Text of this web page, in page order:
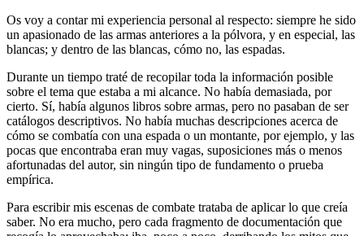
Os voy a contar mi experiencia personal al respecto: siempre he sido
un apasionado de las armas anteriores a la pólvora, y en especial, las
blancas; y dentro de las blancas, cómo no, las espadas.
Durante un tiempo traté de recopilar toda la información posible
sobre el tema que estaba a mi alcance. No había demasiada, por
cierto. Sí, había algunos libros sobre armas, pero no pasaban de ser
catálogos descriptivos. No había muchas descripciones acerca de
cómo se combatía con una espada o un montante, por ejemplo, y las
pocas que encontraba eran muy vagas, suposiciones más o menos
afortunadas del autor, sin ningún tipo de fundamento o prueba
empírica.
Para escribir mis escenas de combate trataba de aplicar lo que creía
saber. No era mucho, pero cada fragmento de documentación que